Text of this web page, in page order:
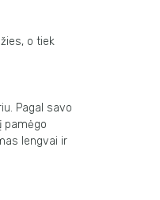
o tiek
Pagal savo
pamėgo
lengvai ir